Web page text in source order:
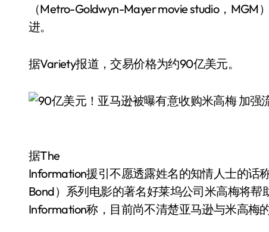
（Metro-Goldwyn-Mayer movie studio，
进。
据Variety报道，交易价格为约90亿美元。
据The
Information援引不愿透露姓名的知情人士的话
Bond）系列电影的著名好莱坞公司米高梅将
Information称，目前尚不清楚亚马逊与米高梅